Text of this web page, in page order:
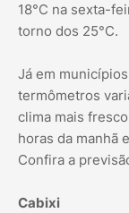
18°C na sexta-
torno dos 25°C.
Já em
termômetros
clima mais
horas da manhã
Confira a
Cabixi